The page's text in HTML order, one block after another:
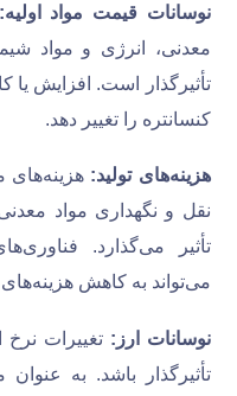
نوسانات قیمت مواد اولیه:
معدنی، انرژی و مواد
تأثیرگذار است. افزایش
کنسانتره را تغییر دهد.
هزینه‌های تولید: هزینه‌های
نقل و نگهداری مواد
تأثیر می‌گذارد.
می‌تواند به کاهش
نوسانات ارز: تغییرات نرخ
تأثیرگذار باشد. به